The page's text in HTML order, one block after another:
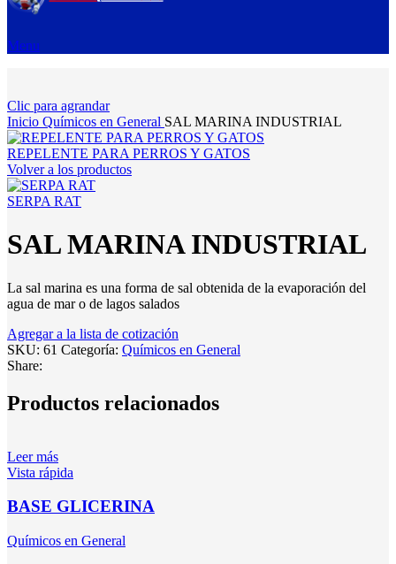
Menu
Clic para agrandar
Inicio Químicos en General SAL MARINA INDUSTRIAL
REPELENTE PARA PERROS Y GATOS
Volver a los productos
SERPA RAT
SAL MARINA INDUSTRIAL
La sal marina es una forma de sal obtenida de la evaporación del
agua de mar o de lagos salados
Agregar a la lista de cotización
SKU: 61 Categoría: Químicos en General
Share:
Productos relacionados
Leer más
Vista rápida
BASE GLICERINA
Químicos en General